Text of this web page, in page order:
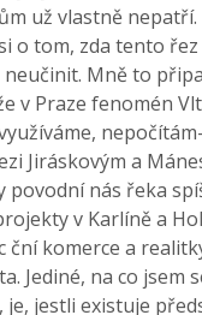
už vlastně
o tom, zda tento
Mně to
v Praze fenomén
Jiráskovým a
povodní nás řeka
v Karlíně a
ční komerce a
Jediné, na co jsem
je, jestli existuje